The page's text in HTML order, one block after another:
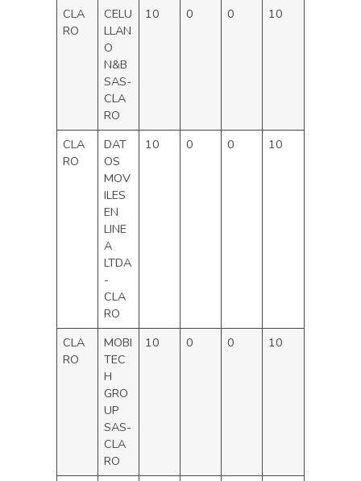
CLA
RO
CELU
LLAN
O
N&B
SAS-
CLA
RO
10 0 0 10
CLA
RO
DAT
OS
MOV
ILES
EN
LINE
A
LTDA
-
CLA
RO
10 0 0 10
CLA
RO
MOBI
TEC
H
GRO
UP
SAS-
CLA
RO
10 0 0 10